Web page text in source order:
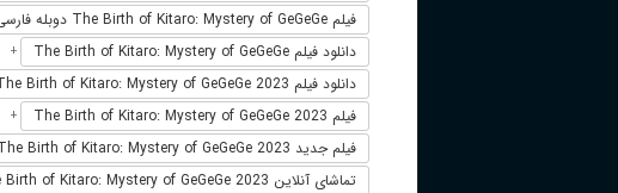
فیلم The Birth of Kitaro: Mystery of GeGeGe دوبله فارسی
دانلود فیلم The Birth of Kitaro: Mystery of GeGeGe +
دانلود فیلم The Birth of Kitaro: Mystery of GeGeGe 2023 لینک مستقیم
فیلم The Birth of Kitaro: Mystery of GeGeGe 2023 +
فیلم جدید The Birth of Kitaro: Mystery of GeGeGe 2023
تماشای آنلاین The Birth of Kitaro: Mystery of GeGeGe 2023